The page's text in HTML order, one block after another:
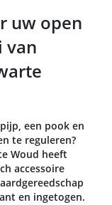
uw open
van
een pook en
te reguleren?
Woud heeft
accessoire
en ingetogen.